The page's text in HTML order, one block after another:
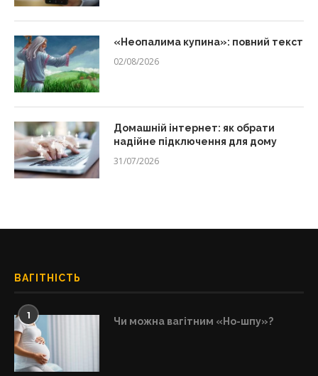
«Неопалима купина»: повний текст
02/08/2026
Домашній інтернет: як обрати
надійне підключення для дому
31/07/2026
ВАГІТНІСТЬ
1 Чи можна вагітним «Но-шпу»?